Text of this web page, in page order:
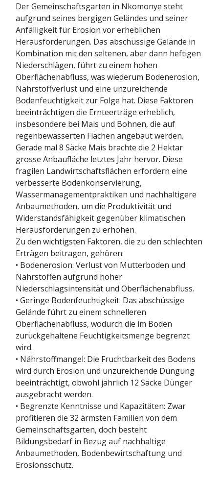
Der Gemeinschaftsgarten in Nkomonye steht
aufgrund seines bergigen Geländes und seiner
Anfälligkeit für Erosion vor erheblichen
Herausforderungen. Das abschüssige Gelände in
Kombination mit den seltenen, aber dann heftigen
Niederschlägen, führt zu einem hohen
Oberflächenabfluss, was wiederum Bodenerosion,
Nährstoffverlust und eine unzureichende
Bodenfeuchtigkeit zur Folge hat. Diese Faktoren
beeinträchtigen die Ernteerträge erheblich,
insbesondere bei Mais und Bohnen, die auf
regenbewässerten Flächen angebaut werden.
Gerade mal 8 Säcke Mais brachte die 2 Hektar
grosse Anbaufläche letztes Jahr hervor. Diese
fragilen Landwirtschaftsflächen erfordern eine
verbesserte Bodenkonservierung,
Wassermanagementpraktiken und nachhaltigere
Anbaumethoden, um die Produktivität und
Widerstandsfähigkeit gegenüber klimatischen
Herausforderungen zu erhöhen.
Zu den wichtigsten Faktoren, die zu den schlechten
Erträgen beitragen, gehören:
• Bodenerosion: Verlust von Mutterboden und
Nährstoffen aufgrund hoher
Niederschlagsintensität und Oberflächenabfluss.
• Geringe Bodenfeuchtigkeit: Das abschüssige
Gelände führt zu einem schnelleren
Oberflächenabfluss, wodurch die im Boden
zurückgehaltene Feuchtigkeitsmenge begrenzt
wird.
• Nährstoffmangel: Die Fruchtbarkeit des Bodens
wird durch Erosion und unzureichende Düngung
beeinträchtigt, obwohl jährlich 12 Säcke Dünger
ausgebracht werden.
• Begrenzte Kenntnisse und Kapazitäten: Zwar
profitieren die 32 ärmsten Familien von dem
Gemeinschaftsgarten, doch besteht
Bildungsbedarf in Bezug auf nachhaltige
Anbaumethoden, Bodenbewirtschaftung und
Erosionsschutz.